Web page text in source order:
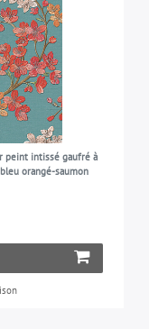
peint intissé gaufré à
orangé-saumon